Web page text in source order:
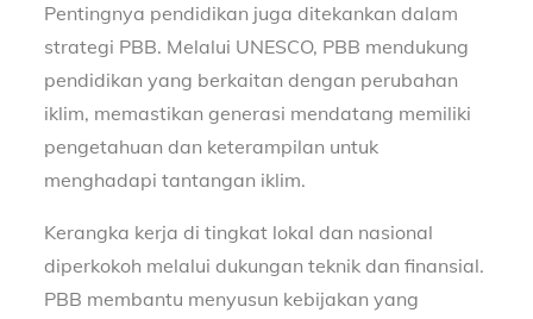
Pentingnya pendidikan juga ditekankan dalam
strategi PBB. Melalui UNESCO, PBB mendukung
pendidikan yang berkaitan dengan perubahan
iklim, memastikan generasi mendatang memiliki
pengetahuan dan keterampilan untuk
menghadapi tantangan iklim.
Kerangka kerja di tingkat lokal dan nasional
diperkokoh melalui dukungan teknik dan finansial.
PBB membantu menyusun kebijakan yang